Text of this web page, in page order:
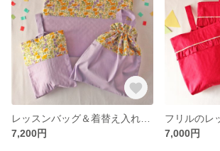
7,200円
7,000円